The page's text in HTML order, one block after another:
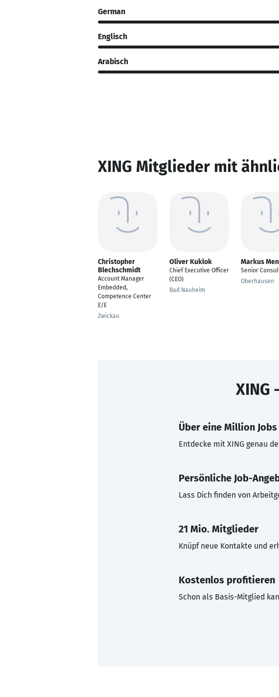
German
Englisch
Arabisch
XING Mitglieder mit
Christopher
Blechschmidt
Account Manager
Embedded,
Competence Center
E/E
Zwickau
Oliver Kuklok
Chief Executive Officer
(CEO)
Bad Nauheim
Markus
Senior
Oberhausen
XING
Über eine Million Jobs
Entdecke mit XING genau
Persönliche Job-
Lass Dich finden von
21 Mio. Mitglieder
Knüpf neue Kontakte und
Kostenlos profitieren
Schon als Basis-Mitglied